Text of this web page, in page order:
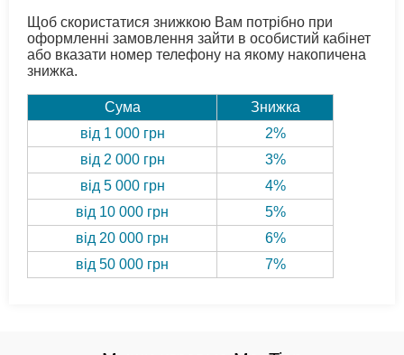
Щоб скористатися знижкою Вам потрібно при
оформленні замовлення зайти в особистий кабінет
або вказати номер телефону на якому накопичена
знижка.
Сума
Знижка
від 1 000 грн
2%
від 2 000 грн
3%
від 5 000 грн
4%
від 10 000 грн
5%
від 20 000 грн
6%
від 50 000 грн
7%